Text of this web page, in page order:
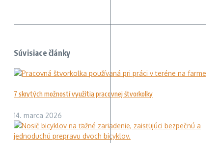
Súvisiace články
7 skrytých možností využitia pracovnej štvorkolky
14. marca 2026